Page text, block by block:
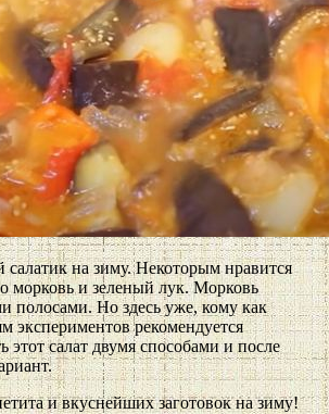
на зиму. Некоторым нравится
морковь и зеленый лук. Морковь
полосами. Но здесь уже, кому как
экспериментов рекомендуется
этот салат двумя способами и после
и вкуснейших заготовок на зиму!